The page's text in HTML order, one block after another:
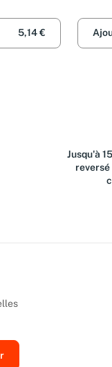
5,14 €
Jusqu'à